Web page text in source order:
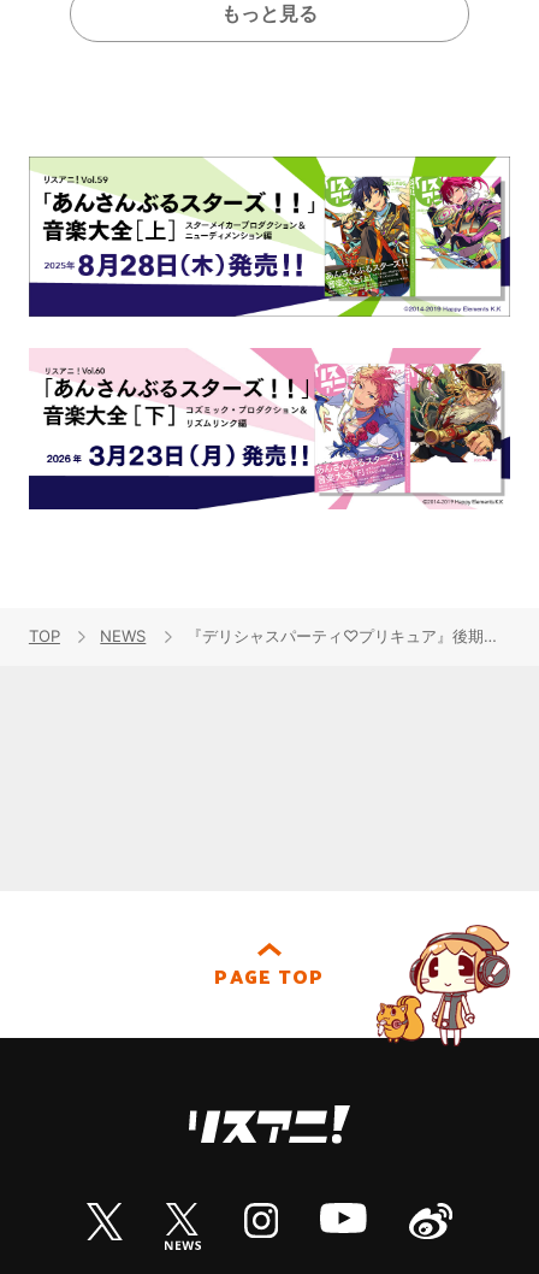
もっと見る
TOP NEWS 『デリシャスパーティ♡プリキュア』後期主題歌シングル8月24日発売！新EDに佐々木李子プリキュア初参戦！
PAGE TOP